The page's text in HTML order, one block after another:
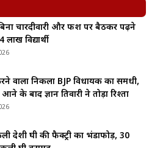
चारदीवारी और फर्श पर बैठकर पढ़ने
विद्यार्थी
वाला निकला BJP विधायक का समधी,
के बाद ज्ञान तिवारी ने तोड़ा रिश्ता
देशी घी की फैक्ट्री का भंडाफोड़, 30